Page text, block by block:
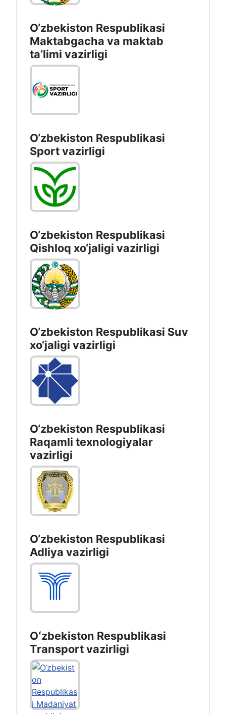
O‘zbekiston Respublikasi
Maktabgacha va maktab
taʼlimi vazirligi
O‘zbekiston Respublikasi
Sport vazirligi
O‘zbekiston Respublikasi
Qishloq хo‘jаligi vаzirligi
O‘zbekiston Respublikasi Suv
хo‘jaligi vazirligi
O‘zbekiston Respublikasi
Raqamli texnologiyalar
vazirligi
O‘zbekiston Respublikasi
Adliya vazirligi
Oʻzbekiston Respublikasi
Transport vazirligi